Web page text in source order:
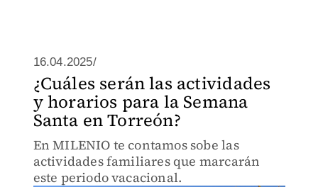
16.04.2025/
¿Cuáles serán las actividades
y horarios para la Semana
Santa en Torreón?
En MILENIO te contamos sobe las
actividades familiares que marcarán
este periodo vacacional.